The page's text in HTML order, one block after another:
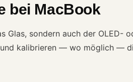
bei MacBook
Glas, sondern auch der OLED-
kalibrieren — wo möglich —